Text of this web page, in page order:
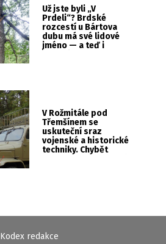
Už jste byli „V
Prdeli“? Brdské
rozcestí u Bártova
dubu má své lidové
jméno — a teď i
V Rožmitále pod
Třemšínem se
uskuteční sraz
vojenské a historické
techniky. Chybět
Kodex redakce